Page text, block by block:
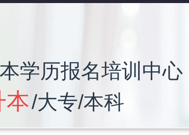
学历报名培训中心
本/大专/本科